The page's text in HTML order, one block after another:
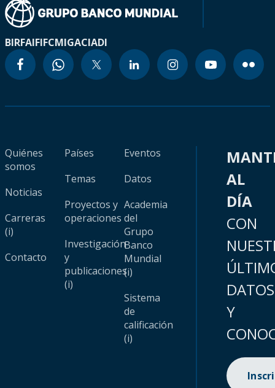
BIRFAIFIFCMIGACIADI
Quiénes
somos
Noticias
Carreras
(i)
Contacto
Países
Temas
Proyectos y
operaciones
Investigación
y
publicaciones
(i)
Eventos
Datos
Academia
del
Grupo
Banco
Mundial
(i)
Sistema
de
calificación
(i)
AL
DÍA
CON
DATOS
Y